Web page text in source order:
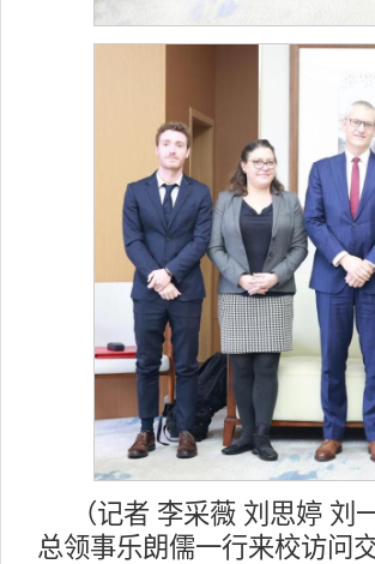
（记者 李采薇 刘思婷
总领事乐朗儒一行来校访问